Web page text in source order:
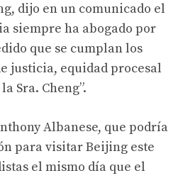
dijo en un comunicado el
siempre ha abogado por
que se cumplan los
justicia, equidad procesal
Sra. Cheng”.
Albanese, que podría
para visitar Beijing este
el mismo día que el